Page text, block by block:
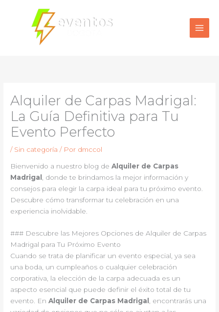
contenido
Alquiler de Carpas Madrigal:
La Guía Definitiva para Tu
Evento Perfecto
/ Sin categoría / Por dmccol
Bienvenido a nuestro blog deAlquiler de Carpas
Madrigal , donde te brindamos la mejor información y
consejos para elegir la carpa ideal para tu próximo evento.
Descubre cómo transformar tu celebración en una
experiencia inolvidable.
### Descubre las Mejores Opciones de Alquiler de Carpas
Madrigal para Tu Próximo Evento
Cuando se trata de planificar un evento especial, ya sea
una boda, un cumpleaños o cualquier celebración
corporativa, la elección de la carpa adecuada es un
aspecto esencial que puede definir el éxito total de tu
evento. EnAlquiler de Carpas Madrigal
, encontrarás una